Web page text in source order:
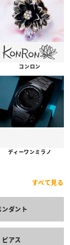
コンロン
ディーワンミラノ
すべて見る
ンダント
ピアス